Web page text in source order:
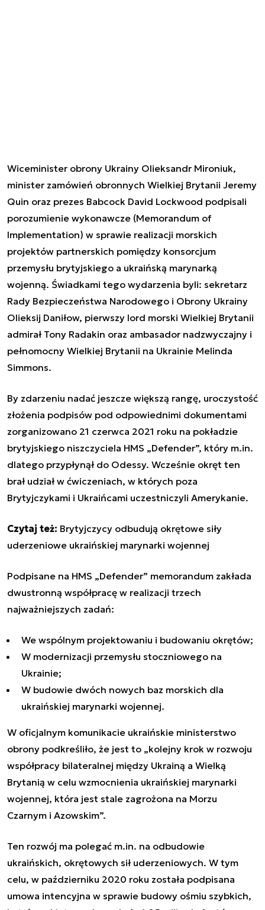
Wiceminister obrony Ukrainy Olieksandr Mironiuk,
minister zamówień obronnych Wielkiej Brytanii Jeremy
Quin oraz prezes Babcock David Lockwood podpisali
porozumienie wykonawcze (Memorandum of
Implementation) w sprawie realizacji morskich
projektów partnerskich pomiędzy konsorcjum
przemysłu brytyjskiego a ukraińską marynarką
wojenną. Świadkami tego wydarzenia byli: sekretarz
Rady Bezpieczeństwa Narodowego i Obrony Ukrainy
Olieksij Daniłow, pierwszy lord morski Wielkiej Brytanii
admirał Tony Radakin oraz ambasador nadzwyczajny i
pełnomocny Wielkiej Brytanii na Ukrainie Melinda
Simmons.
By zdarzeniu nadać jeszcze większą rangę, uroczystość
złożenia podpisów pod odpowiednimi dokumentami
zorganizowano 21 czerwca 2021 roku na pokładzie
brytyjskiego niszczyciela HMS „Defender”, który m.in.
dlatego przypłynął do Odessy. Wcześnie okręt ten
brał udział w ćwiczeniach, w których poza
Brytyjczykami i Ukraińcami uczestniczyli Amerykanie.
Czytaj też: Brytyjczycy odbudują okrętowe siły
uderzeniowe ukraińskiej marynarki wojennej
Podpisane na HMS „Defender” memorandum zakłada
dwustronną współpracę w realizacji trzech
najważniejszych zadań:
We wspólnym projektowaniu i budowaniu okrętów;
W modernizacji przemysłu stoczniowego na
Ukrainie;
W budowie dwóch nowych baz morskich dla
ukraińskiej marynarki wojennej.
W oficjalnym komunikacie ukraińskie ministerstwo
obrony podkreśliło, że jest to „kolejny krok w rozwoju
współpracy bilateralnej między Ukrainą a Wielką
Brytanią w celu wzmocnienia ukraińskiej marynarki
wojennej, która jest stale zagrożona na Morzu
Czarnym i Azowskim”.
Ten rozwój ma polegać m.in. na odbudowie
ukraińskich, okrętowych sił uderzeniowych. W tym
celu, w październiku 2020 roku została podpisana
umowa intencyjna w sprawie budowy ośmiu szybkich,